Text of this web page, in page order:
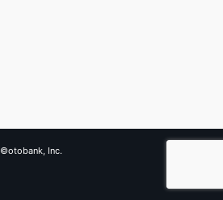
©otobank, Inc.